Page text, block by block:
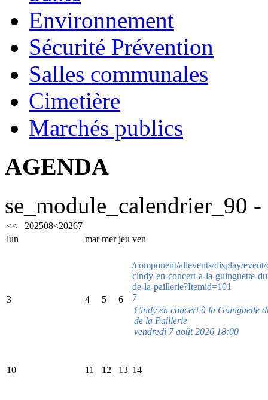
Environnement
Sécurité Prévention
Salles communales
Cimetière
Marchés publics
AGENDA
se_module_calendrier_90
<< 202508<20267
lun
mar mer jeu ven
3 4 5 6
/component/allevents/display/
cindy-en-concert-a-la-guinguette-
de-la-paillerie?Itemid=101
7
Cindy en concert à la Guinguette
de la Paillerie
vendredi 7 août 2026 18:00
10 11 12 13 14